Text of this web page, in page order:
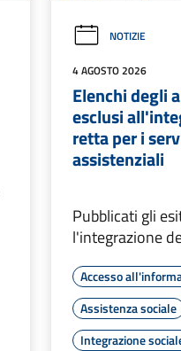
NOTIZIE
4 AGOSTO 2026
Elenchi degli
esclusi
retta per i
assistenziali
Pubblicati gli
l'integrazione
Accesso
Assistenza sociale
Integrazione